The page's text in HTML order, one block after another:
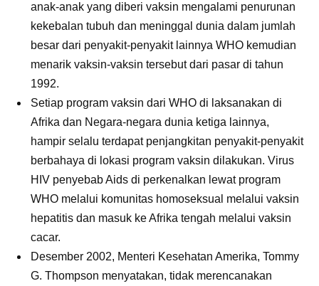
anak-anak yang diberi vaksin mengalami penurunan
kekebalan tubuh dan meninggal dunia dalam jumlah
besar dari penyakit-penyakit lainnya WHO kemudian
menarik vaksin-vaksin tersebut dari pasar di tahun
1992.
Setiap program vaksin dari WHO di laksanakan di
Afrika dan Negara-negara dunia ketiga lainnya,
hampir selalu terdapat penjangkitan penyakit-penyakit
berbahaya di lokasi program vaksin dilakukan. Virus
HIV penyebab Aids di perkenalkan lewat program
WHO melalui komunitas homoseksual melalui vaksin
hepatitis dan masuk ke Afrika tengah melalui vaksin
cacar.
Desember 2002, Menteri Kesehatan Amerika, Tommy
G. Thompson menyatakan, tidak merencanakan